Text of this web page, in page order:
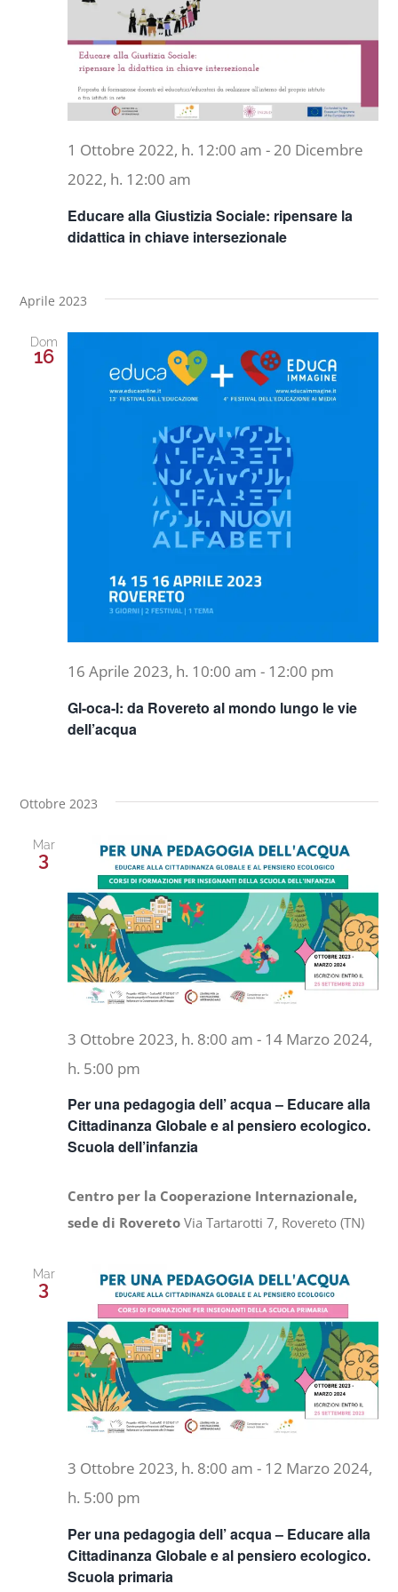
Progetti
In rete con
Notizie
Chi siamo
Educare alla Giustizia Sociale: ripensare la
didattica in chiave intersezionale
1 Ottobre 2022, h. 12:00 am - 20 Dicembre
2022, h. 12:00 am
Aprile 2023
Dom
16
Gl-oca-l: da Rovereto al mondo lungo le vie
dell’acqua
16 Aprile 2023, h. 10:00 am - 12:00 pm
Ottobre 2023
Mar
3
Per una pedagogia dell’ acqua – Educare alla
Cittadinanza Globale e al pensiero ecologico.
Scuola dell’infanzia
3 Ottobre 2023, h. 8:00 am - 14 Marzo 2024,
h. 5:00 pm
Centro per la Cooperazione Internazionale,
sede di RoveretoVia Tartarotti 7, Rovereto (TN)
Mar
3
Per una pedagogia dell’ acqua – Educare alla
Cittadinanza Globale e al pensiero ecologico.
Scuola primaria
3 Ottobre 2023, h. 8:00 am - 12 Marzo 2024,
h. 5:00 pm